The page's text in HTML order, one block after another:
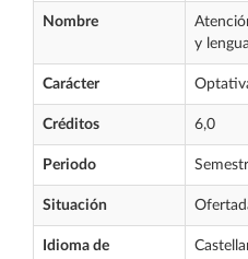
Nombre
y
Carácter
Créditos 6,0
Periodo
Situación
Idioma de